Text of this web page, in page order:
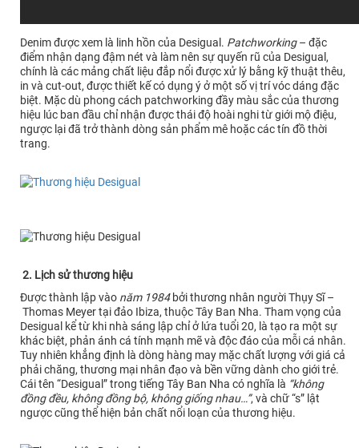
Denim được xem là linh hồn của Desigual. Patchworking– đặc
điểm nhận dạng đậm nét và làm nên sự quyến rũ của Desigual,
chính là các mảng chất liệu đắp nổi được xử lý bằng kỹ thuật thêu,
in và cut-out, được thiết kế có dụng ý ở một số vị trí vóc dáng đặc
biệt. Mặc dù phong cách patchworking đầy màu sắc của thương
hiệu lúc ban đầu chỉ nhận được thái độ hoài nghi từ giới mộ điệu,
ngược lại đã trở thành dòng sản phẩm mê hoặc các tín đồ thời
trang.
2. Lịch sử thương hiệu
Được thành lập vào năm 1984bởi thương nhân người Thụy Sĩ –
Thomas Meyer tại đảo Ibiza, thuộc Tây Ban Nha. Tham vọng của
Desigual kể từ khi nhà sáng lập chỉ ở lứa tuổi 20, là tạo ra một sự
khác biệt, phản ánh cá tính mạnh mẽ và độc đáo của mỗi cá nhân.
Tuy nhiên khẳng định là dòng hàng may mặc chất lượng với giá cả
phải chăng, thương mại nhân đạo và bền vững dành cho giới trẻ.
Cái tên “Desigual” trong tiếng Tây Ban Nha có nghĩa là “không
đồng đều, không đồng bộ, không giống nhau…”, và chữ “s” lật
ngược cũng thể hiện bản chất nổi loạn của thương hiệu.